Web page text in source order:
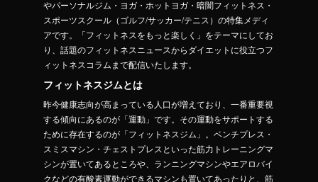
やパーソナルジム・ヨガ・ホットヨガ・暗闇フィットネス・
スポーツスクール（ゴルフ/サッカー/テニス）の特集メディ
アです。「フィットネスをもっと楽しく」をテーマにしてお
り、話題のフィットネスニュースからダイエットに役立つフ
ィットネスコラムまで配信いたします。
フィットネスジムとは
昨今健康志向が高まっている人口が増えており、一番重要視
する傾向にあるのが「運動」です。その運動をサポートする
ために存在するのが「フィットネスジム」。ベンチプレス・
スミスマシン・チェストプレスといった筋力トレーニングマ
シンが置いてあるところや、ランニングマシンやエアロバイ
クなどの有酸素運動ができるマシンも置いてあったりと、筋